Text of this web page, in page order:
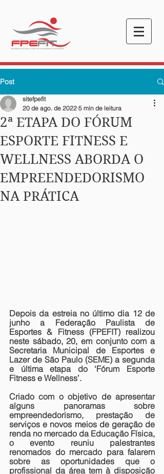
Post
2ª ETAPA DO FÓRUM
ESPORTE FITNESS E
WELLNESS ABORDA O
EMPREENDEDORISMO
NA PRÁTICA
sitefpefit
20 de ago. de 2022 5 min de leitura
Depois da estreia no último dia 12 de
junho a Federação Paulista de
Esportes & Fitness (FPEFIT) realizou
neste sábado, 20, em conjunto com a
Secretaria Municipal de Esportes e
Lazer de São Paulo (SEME) a segunda
e última etapa do ‘Fórum Esporte
Fitness e Wellness’.
Criado com o objetivo de apresentar
alguns panoramas sobre
empreendedorismo, prestação de
serviços e novos meios de geração de
renda no mercado da Educação Física,
o evento reuniu palestrantes
renomados do mercado para falarem
sobre as oportunidades que o
profissional da área tem à disposição